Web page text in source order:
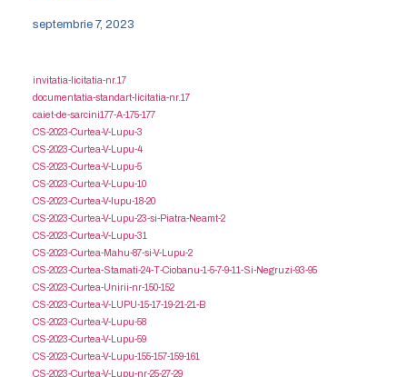
septembrie 7, 2023
invitatia-licitatia-nr.17
documentatia-standart-licitatia-nr.17
caiet-de-sarcini177-A-175-177
CS-2023-Curtea-V-Lupu-3
CS-2023-Curtea-V-Lupu-4
CS-2023-Curtea-V-Lupu-5
CS-2023-Curtea-V-Lupu-10
CS-2023-Curtea-V-lupu-18-20
CS-2023-Curtea-V-Lupu-23-si-Piatra-Neamt-2
CS-2023-Curtea-V-Lupu-31
CS-2023-Curtea-Mahu-87-si-V-Lupu-2
CS-2023-Curtea-Stamati-24-T-Ciobanu-1-5-7-9-11-Si-Negruzi-93-95
CS-2023-Curtea-Unirii-nr-150-152
CS-2023-Curtea-V-LUPU-15-17-19-21-21-B
CS-2023-Curtea-V-Lupu-58
CS-2023-Curtea-V-Lupu-59
CS-2023-Curtea-V-Lupu-155-157-159-161
CS-2023-Curtea-V-Lupu-nr-25-27-29